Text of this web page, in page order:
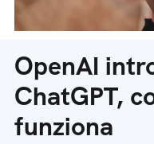
OpenAI
ChatGPT,
funziona